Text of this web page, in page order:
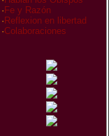
· Fe y Razón
· Reflexion en libertad
·Colaboraciones